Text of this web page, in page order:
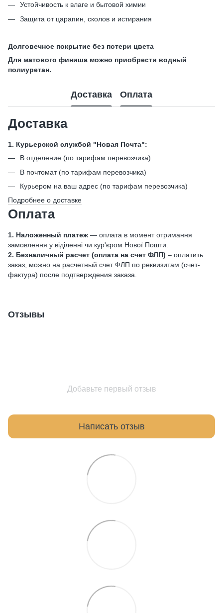
Устойчивость к влаге и бытовой химии
Защита от царапин, сколов и истирания
Долговечное покрытие без потери цвета
Для матового финиша можно приобрести водный
полиуретан.
Доставка Оплата
Доставка
1. Курьерской службой "Новая Почта":
В отделение (по тарифам перевозчика)
В почтомат (по тарифам перевозчика)
Курьером на ваш адрес (по тарифам перевозчика)
Подробнее о доставке
Оплата
1. Наложенный платеж — оплата в момент отримання
замовлення у віділенні чи кур'єром Нової Пошти.
2. Безналичный расчет (оплата на счет ФЛП) – оплатить
заказ, можно на расчетный счет ФЛП по реквизитам (счет-
фактура) после подтверждения заказа.
Отзывы
Добавьте первый отзыв
Написать отзыв